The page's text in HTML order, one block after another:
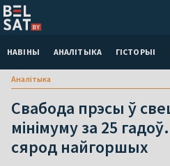
НАВІНЫ АНАЛІТЫКА ГІСТОРЫІ
Аналітыка
Свабода прэсы ў
мінімуму за 25
сярод найгоршых